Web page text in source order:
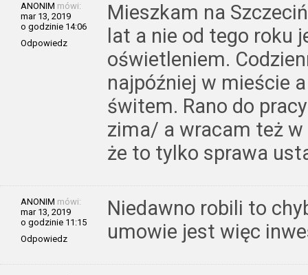
ANONIM mówi:
mar 13, 2019
o godzinie 14:06
Odpowiedz
Mieszkam na
lat a nie od tego roku
oświetleniem.
najpóźniej w mieście
świtem. Rano do
zima/ a wracam też
że to tylko sprawa
ANONIM mówi:
mar 13, 2019
o godzinie 11:15
Odpowiedz
Niedawno robili to
umowie jest więc